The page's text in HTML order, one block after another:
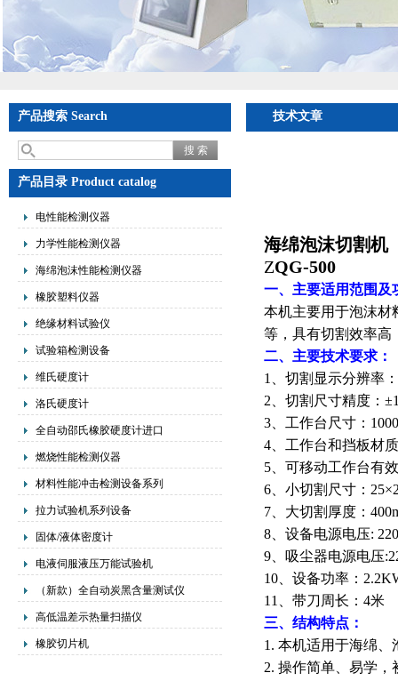
产品搜索 Search
产品目录 Product catalog
电性能检测仪器
力学性能检测仪器
海绵泡沫性能检测仪器
橡胶塑料仪器
绝缘材料试验仪
试验箱检测设备
维氏硬度计
洛氏硬度计
全自动邵氏橡胶硬度计进口
燃烧性能检测仪器
材料性能冲击检测设备系列
拉力试验机系列设备
固体/液体密度计
电液伺服液压万能试验机
（新款）全自动炭黑含量测试仪
高低温差示热量扫描仪
橡胶切片机
技术文章
海绵泡沫切割机
ZQG-500
一、主要适用范围及
本机主要用于泡沫材
等，具有切割效率高
二、主要技术要求：
1
、切割显示分辨率：
2 、切割尺寸精度：±
3 、工作台尺寸：
4 、工作台和挡板材
5 、可移动工作台有
6 、小切割尺寸：
7 、大切割厚度：
8 、设备电源电压:
9 、吸尘器电源电压
10 、设备功率：
11
、带刀周长： 4米
三、结构特点：
1. 本机适用于海绵、
2. 操作简单、易学，